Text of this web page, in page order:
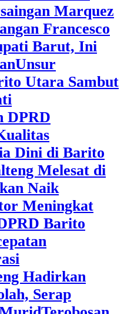
Marquez
Francesco
Barut, Ini
Unsur
Utara Sambut
DPRD
Dini di Barito
Melesat di
Naik
Meningkat
Barito
Hadirkan
Serap